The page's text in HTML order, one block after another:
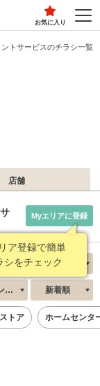
お気に入り
トサービスのチラシ一覧
店舗
ア登録で簡単
シをチェック
Myエリアに登録
新着順
トア ホームセンタ